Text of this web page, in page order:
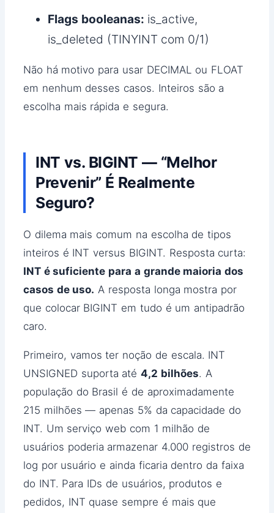
Flags booleanas: is_active,
is_deleted (TINYINT com 0/1)
Não há motivo para usar DECIMAL ou FLOAT
em nenhum desses casos. Inteiros são a
escolha mais rápida e segura.
INT vs. BIGINT — “Melhor
Prevenir” É Realmente
Seguro?
O dilema mais comum na escolha de tipos
inteiros é INT versus BIGINT. Resposta curta:
INT é suficiente para a grande maioria dos
casos de uso. A resposta longa mostra por
que colocar BIGINT em tudo é um antipadrão
caro.
Primeiro, vamos ter noção de escala. INT
UNSIGNED suporta até4,2 bilhões. A
população do Brasil é de aproximadamente
215 milhões — apenas 5% da capacidade do
INT. Um serviço web com 1 milhão de
usuários poderia armazenar 4.000 registros de
log por usuário e ainda ficaria dentro da faixa
do INT. Para IDs de usuários, produtos e
pedidos, INT quase sempre é mais que